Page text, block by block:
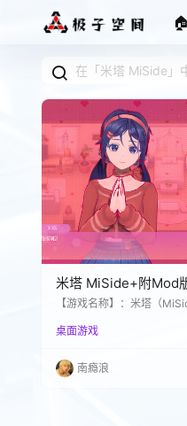
米塔 MiSide+附Mod
【游戏名称】：米塔（
扮演, 模拟【游戏语言】：
别说明】：4-5图为自测图
用WinRAR解压，文件报损
桌面游戏
南瘾浪